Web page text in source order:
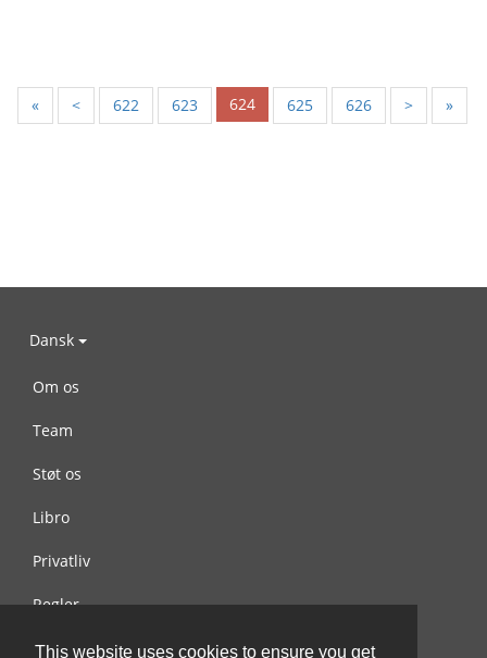
This website uses cookies to ensure you get
« < 622 623 624 625 626 > »
Dansk
Om os
Team
Støt os
Libro
Privatliv
Regler
Kontakt os